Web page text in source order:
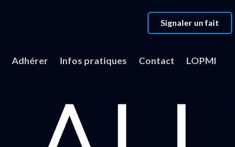
Signaler un fait
Adhérer Infos pratiques Contact LOPMI